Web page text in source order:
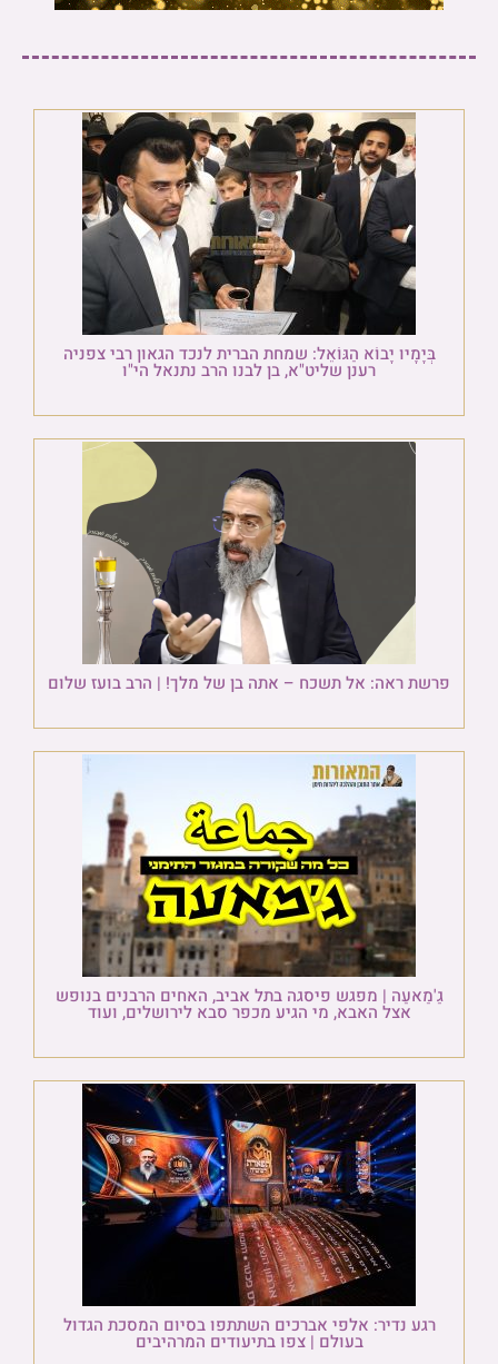
בְּיָמָיו יָבוֹא הַגּוֹאֵל: שמחת הברית לנכד הגאון רבי צפניה
רענן שליט"א, בן לבנו הרב נתנאל הי"ו
פרשת ראה: אל תשכח – אתה בן של מלך! | הרב בועז שלום
גַ'מַאעַה | מפגש פיסגה בתל אביב, האחים הרבנים בנופש
אצל האבא, מי הגיע מכפר סבא לירושלים, ועוד
רגע נדיר: אלפי אברכים השתתפו בסיום המסכת הגדול
בעולם | צפו בתיעודים המרהיבים